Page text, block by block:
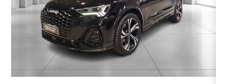
Radio digitale dab
Radiocomando m con chiusura blu
Recupero energia in frenata
Regolatore di velocità - cruise control